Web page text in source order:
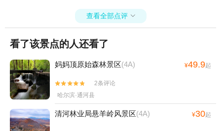
查看全部点评 
看了该景点的人还看了
妈妈顶原始森林景区(4A) ¥49.9起


2条评论
哈尔滨·通河县
清河林业局悬羊岭风景区(4A) ¥30起